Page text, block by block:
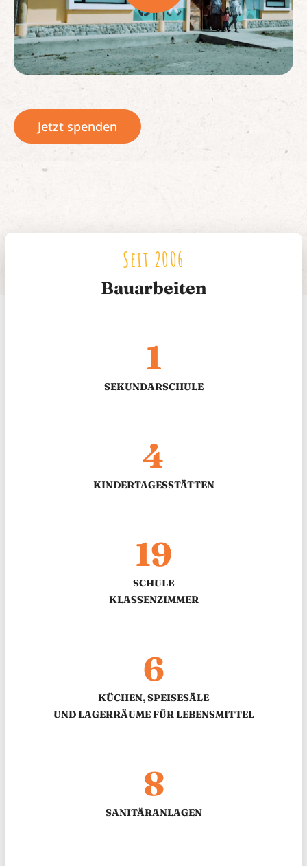
Jetzt spenden
Seit 2006
Bauarbeiten
1
SEKUNDARSCHULE
4
KINDERTAGESSTÄTTEN
19
SCHULE
KLASSENZIMMER
6
KÜCHEN, SPEISESÄLE
UND LAGERRÄUME FÜR LEBENSMITTEL
8
SANITÄRANLAGEN